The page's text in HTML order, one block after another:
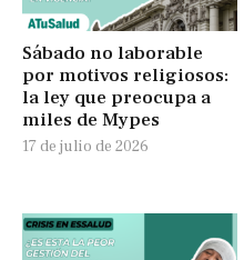
Sábado no laborable
por motivos religiosos:
la ley que preocupa a
miles de Mypes
17 de julio de 2026